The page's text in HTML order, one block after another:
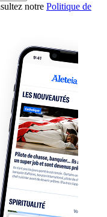
notre Politique de